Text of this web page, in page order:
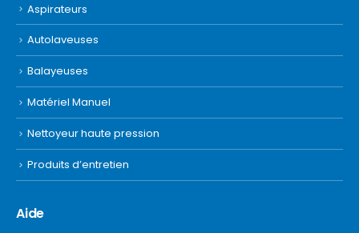
Aspirateurs
Autolaveuses
Balayeuses
Matériel Manuel
Nettoyeur haute pression
Produits d’entretien
Aide